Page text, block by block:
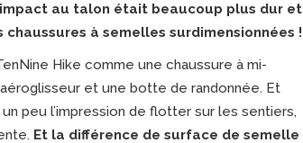
au talon était beaucoup plus dur et
à semelles surdimensionnées !
Hike comme une chaussure à mi-
et une botte de randonnée. Et
peu l’impression de flotter sur les sentiers,
Et la différence de surface de semelle